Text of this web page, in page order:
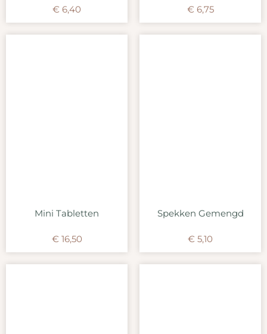
€ 6,40 € 6,75
Mini Tabletten
€ 16,50
Spekken Gemengd
€ 5,10